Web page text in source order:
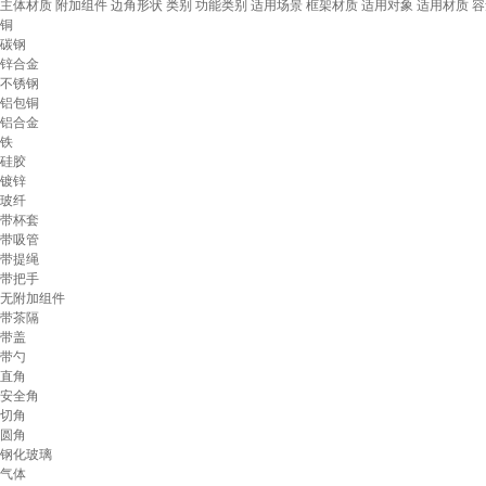
主体材质 附加组件 边角形状 类别 功能类别 适用场景 框架材质 适用对象 适用材质
铜
碳钢
锌合金
不锈钢
铝包铜
铝合金
铁
硅胶
镀锌
玻纤
带杯套
带吸管
带提绳
带把手
无附加组件
带茶隔
带盖
带勺
直角
安全角
切角
圆角
钢化玻璃
气体